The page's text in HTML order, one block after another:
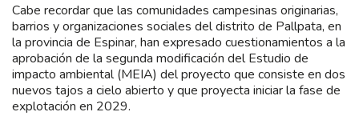
Cabe recordar que las comunidades campesinas originarias,
barrios y organizaciones sociales del distrito de Pallpata, en
la provincia de Espinar, han expresado cuestionamientos a la
aprobación de la segunda modificación del Estudio de
impacto ambiental (MEIA) del proyecto que consiste en dos
nuevos tajos a cielo abierto y que proyecta iniciar la fase de
explotación en 2029.